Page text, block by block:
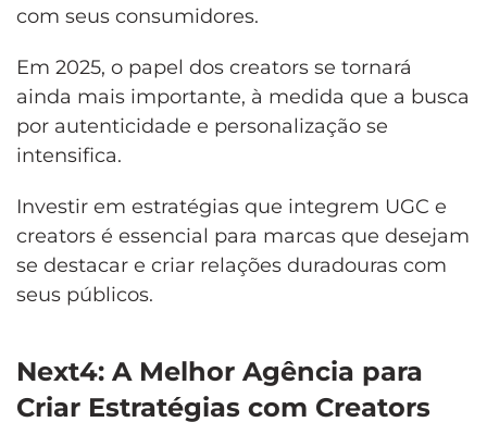
com seus consumidores.
Em 2025, o papel dos creators se tornará
ainda mais importante, à medida que a busca
por autenticidade e personalização se
intensifica.
Investir em estratégias que integrem UGC e
creators é essencial para marcas que desejam
se destacar e criar relações duradouras com
seus públicos.
Next4: A Melhor Agência para
Criar Estratégias com Creators